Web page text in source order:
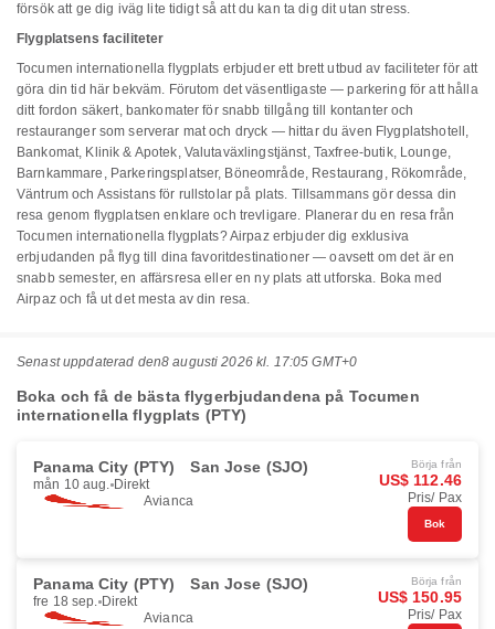
försök att ge dig iväg lite tidigt så att du kan ta dig dit utan stress.
Flygplatsens faciliteter
Tocumen internationella flygplats erbjuder ett brett utbud av faciliteter för att
göra din tid här bekväm. Förutom det väsentligaste — parkering för att hålla
ditt fordon säkert, bankomater för snabb tillgång till kontanter och
restauranger som serverar mat och dryck — hittar du även Flygplatshotell,
Bankomat, Klinik & Apotek, Valutaväxlingstjänst, Taxfree-butik, Lounge,
Barnkammare, Parkeringsplatser, Böneområde, Restaurang, Rökområde,
Väntrum och Assistans för rullstolar på plats. Tillsammans gör dessa din
resa genom flygplatsen enklare och trevligare. Planerar du en resa från
Tocumen internationella flygplats? Airpaz erbjuder dig exklusiva
erbjudanden på flyg till dina favoritdestinationer — oavsett om det är en
snabb semester, en affärsresa eller en ny plats att utforska. Boka med
Airpaz och få ut det mesta av din resa.
Senast uppdaterad den8 augusti 2026 kl. 17:05 GMT+0
Boka och få de bästa flygerbjudandena på Tocumen
internationella flygplats (PTY)
Panama City (PTY) San Jose (SJO)
mån 10 aug. Direkt
Avianca
Börja från
US$ 112.46
Pris/ Pax
Bok
Panama City (PTY) San Jose (SJO)
fre 18 sep. Direkt
Avianca
Börja från
US$ 150.95
Pris/ Pax